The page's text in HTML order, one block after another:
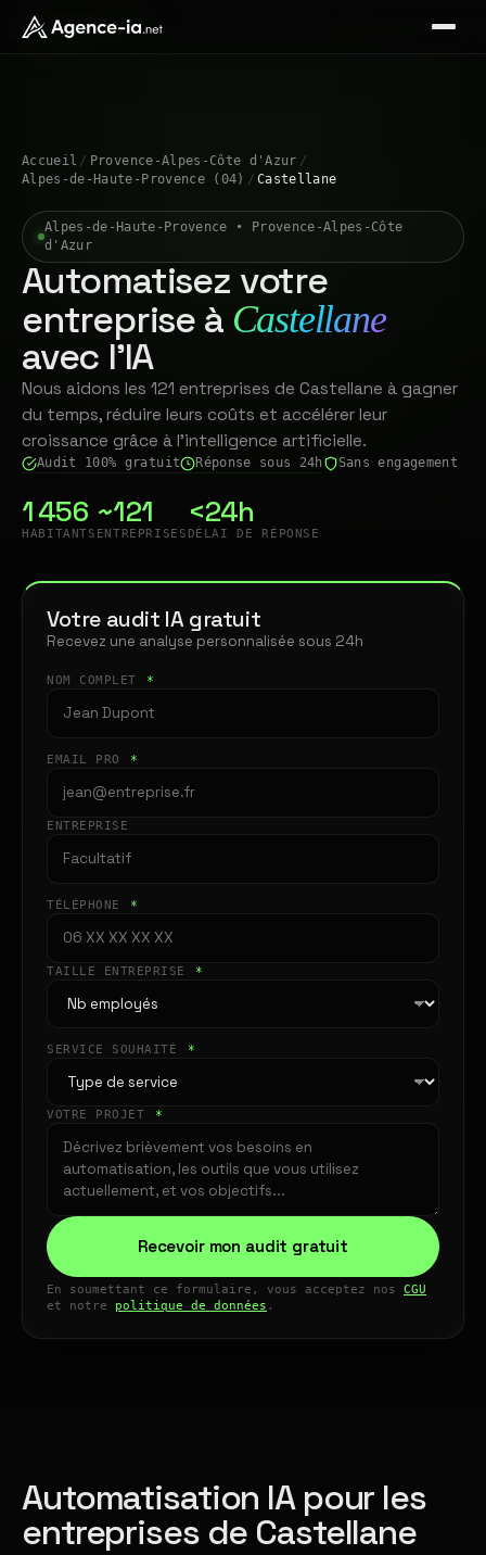
Accueil / Provence-Alpes-Côte d'Azur /
Alpes-de-Haute-Provence (04) / Castellane
Alpes-de-Haute-Provence • Provence-Alpes-Côte
d'Azur
Automatisez votre
entreprise à Castellane
avec l'IA
Nous aidons les 121 entreprises de Castellane à gagner
du temps, réduire leurs coûts et accélérer leur
croissance grâce à l'intelligence artificielle.
Audit 100% gratuit Réponse sous 24h Sans engagement
1 456
HABITANTS
~121
ENTREPRISES
<24h
DÉLAI DE RÉPONSE
Votre audit IA gratuit
Recevez une analyse personnalisée sous 24h
NOM COMPLET *
EMAIL PRO *
ENTREPRISE
TÉLÉPHONE *
TAILLE ENTREPRISE *
SERVICE SOUHAITÉ *
VOTRE PROJET *
Recevoir mon audit gratuit
En soumettant ce formulaire, vous acceptez nos CGU
et notre politique de données .
Automatisation IA pour les
entreprises de Castellane